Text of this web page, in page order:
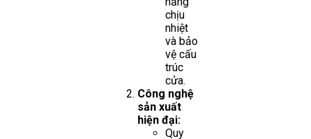
chịu
nhiệt
và bảo
vệ cấu
trúc
cửa.
Công nghệ
sản xuất
hiện đại:
Quy